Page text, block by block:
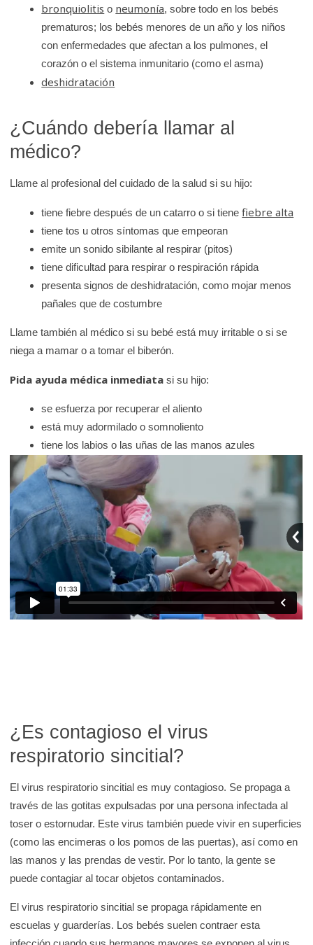
bronquiolitis o neumonía, sobre todo en los bebés
prematuros; los bebés menores de un año y los niños
con enfermedades que afectan a los pulmones, el
corazón o el sistema inmunitario (como el asma)
deshidratación
¿Cuándo debería llamar al
médico?
Llame al profesional del cuidado de la salud si su hijo:
tiene fiebre después de un catarro o si tienefiebre alta
tiene tos u otros síntomas que empeoran
emite un sonido sibilante al respirar (pitos)
tiene dificultad para respirar o respiración rápida
presenta signos de deshidratación, como mojar menos
pañales que de costumbre
Llame también al médico si su bebé está muy irritable o si se
niega a mamar o a tomar el biberón.
Pida ayuda médica inmediata si su hijo:
se esfuerza por recuperar el aliento
está muy adormilado o somnoliento
tiene los labios o las uñas de las manos azules
¿Es contagioso el virus
respiratorio sincitial?
El virus respiratorio sincitial es muy contagioso. Se propaga a
través de las gotitas expulsadas por una persona infectada al
toser o estornudar. Este virus también puede vivir en superficies
(como las encimeras o los pomos de las puertas), así como en
las manos y las prendas de vestir. Por lo tanto, la gente se
puede contagiar al tocar objetos contaminados.
El virus respiratorio sincitial se propaga rápidamente en
escuelas y guarderías. Los bebés suelen contraer esta